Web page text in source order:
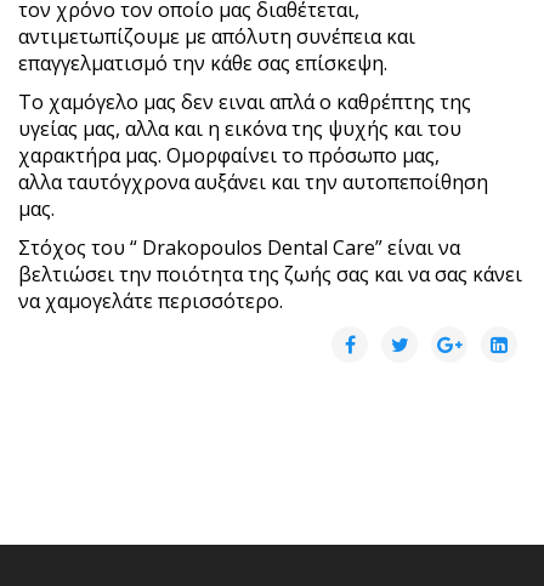
τον χρόνο τον οποίο μας διαθέτεται,
αντιμετωπίζουμε με απόλυτη συνέπεια και
επαγγελματισμό την κάθε σας επίσκεψη.
Το χαμόγελο μας δεν ειναι απλά ο καθρέπτης της
υγείας μας, αλλα και η εικόνα της ψυχής και του
χαρακτήρα μας. Ομορφαίνει το πρόσωπο μας,
αλλα ταυτόγχρονα αυξάνει και την αυτοπεποίθηση
μας.
Στόχος του “ Drakopoulos Dental Care” είναι να
βελτιώσει την ποιότητα της ζωής σας και να σας κάνει
να χαμογελάτε περισσότερο.